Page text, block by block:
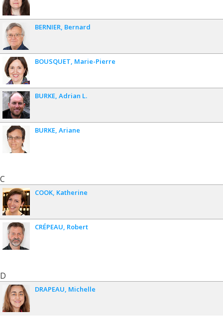
BERNIER Bernard
BOUSQUET Marie-Pierre
BURKE Adrian L.
BURKE Ariane
C
COOK Katherine
CRÉPEAU Robert
D
DRAPEAU Michelle